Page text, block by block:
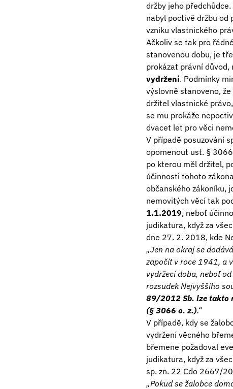
držby jeho
nabyl poctivě držbu od
vzniku vlastnického
Ačkoliv se tak pro
stanovenou dobu, je
prokázat právní
vydržení. Podmínky
výslovně stanoveno,
držitel vlastnické
se mu prokáže
dvacet let pro věci
V případě posuzování
opomenout ust. §
po kterou měl držitel,
účinnosti tohoto
občanského zákoníku,
nemovitých věcí tak
1.1.2019, neboť
judikatura, když za
dne 27. 2. 2018, kde
„Jen na okraj se
započít v roce 1941, a
vydržecí doba, neboť
rozsudek Nejvyššího
89/2012 Sb. lze takto
(§ 3066 o. z.).“
V případě, kdy se
vydržení věcného
břemene požadoval
judikatura, když za
sp. zn. 22 Cdo 2667/
„Pokud se žalobce